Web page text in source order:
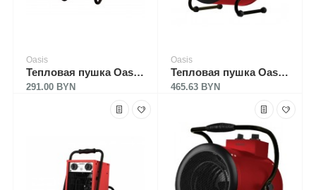
Oasis
Тепловая пушка Oasis TP-50S
291.00 BYN
Oasis
Тепловая пушка Oasis TP-60R
465.63 BYN